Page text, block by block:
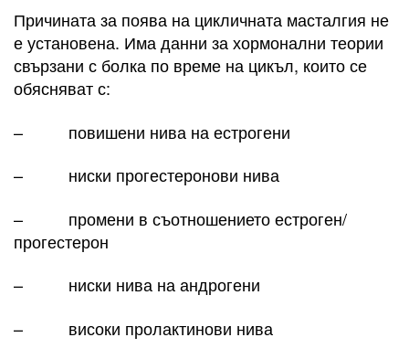
Причината за поява на цикличната масталгия не
е установена. Има данни за хормонални теории
свързани с болка по време на цикъл, които се
обясняват с:
– повишени нива на естрогени
– ниски прогестеронови нива
– промени в съотношението естроген/
прогестерон
– ниски нива на андрогени
– високи пролактинови нива